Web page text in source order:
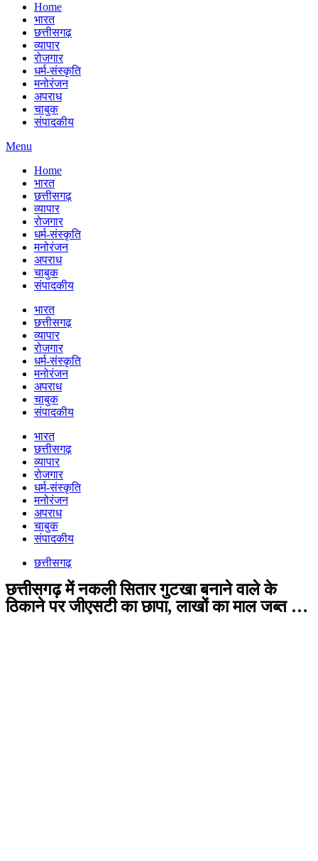
Home
भारत
छत्तीसगढ़
व्यापार
रोजगार
धर्म-संस्कृति
मनोरंजन
अपराध
चाबुक
संपादकीय
Menu
Home
भारत
छत्तीसगढ़
व्यापार
रोजगार
धर्म-संस्कृति
मनोरंजन
अपराध
चाबुक
संपादकीय
भारत
छत्तीसगढ़
व्यापार
रोजगार
धर्म-संस्कृति
मनोरंजन
अपराध
चाबुक
संपादकीय
भारत
छत्तीसगढ़
व्यापार
रोजगार
धर्म-संस्कृति
मनोरंजन
अपराध
चाबुक
संपादकीय
छत्तीसगढ़
छत्तीसगढ़ में नकली सितार गुटखा बनाने वाले के
ठिकाने पर जीएसटी का छापा, लाखों का माल जब्त …